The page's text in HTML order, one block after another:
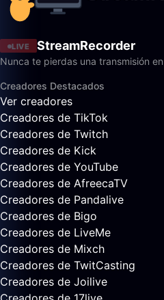
LIVE StreamRecorder
Nunca te pierdas una transmisión
Creadores Destacados
Ver creadores
Creadores de TikTok
Creadores de Twitch
Creadores de Kick
Creadores de YouTube
Creadores de AfreecaTV
Creadores de Pandalive
Creadores de Bigo
Creadores de LiveMe
Creadores de Mixch
Creadores de TwitCasting
Creadores de Joilive